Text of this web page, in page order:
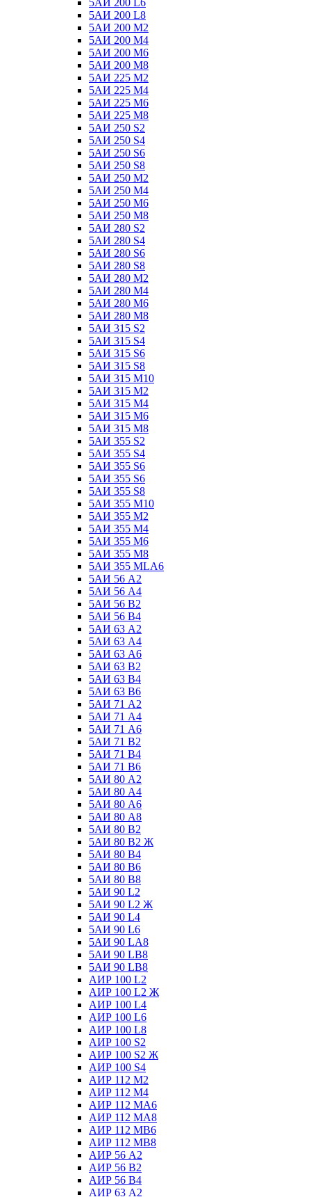
5АИ 200 L6
5АИ 200 L8
5АИ 200 М2
5АИ 200 М4
5АИ 200 М6
5АИ 200 М8
5АИ 225 М2
5АИ 225 М4
5АИ 225 М6
5АИ 225 М8
5АИ 250 S2
5АИ 250 S4
5АИ 250 S6
5АИ 250 S8
5АИ 250 М2
5АИ 250 М4
5АИ 250 М6
5АИ 250 М8
5АИ 280 S2
5АИ 280 S4
5АИ 280 S6
5АИ 280 S8
5АИ 280 М2
5АИ 280 М4
5АИ 280 М6
5АИ 280 М8
5АИ 315 S2
5АИ 315 S4
5АИ 315 S6
5АИ 315 S8
5АИ 315 М10
5АИ 315 М2
5АИ 315 М4
5АИ 315 М6
5АИ 315 М8
5АИ 355 S2
5АИ 355 S4
5АИ 355 S6
5АИ 355 S6
5АИ 355 S8
5АИ 355 М10
5АИ 355 М2
5АИ 355 М4
5АИ 355 М6
5АИ 355 М8
5АИ 355 МLА6
5АИ 56 А2
5АИ 56 А4
5АИ 56 В2
5АИ 56 В4
5АИ 63 А2
5АИ 63 А4
5АИ 63 А6
5АИ 63 В2
5АИ 63 В4
5АИ 63 В6
5АИ 71 А2
5АИ 71 А4
5АИ 71 А6
5АИ 71 В2
5АИ 71 В4
5АИ 71 В6
5АИ 80 А2
5АИ 80 А4
5АИ 80 А6
5АИ 80 А8
5АИ 80 В2
5АИ 80 В2 Ж
5АИ 80 В4
5АИ 80 В6
5АИ 80 В8
5АИ 90 L2
5АИ 90 L2 Ж
5АИ 90 L4
5АИ 90 L6
5АИ 90 LА8
5АИ 90 LВ8
5АИ 90 LВ8
АИР 100 L2
АИР 100 L2 Ж
АИР 100 L4
АИР 100 L6
АИР 100 L8
АИР 100 S2
АИР 100 S2 Ж
АИР 100 S4
АИР 112 М2
АИР 112 М4
АИР 112 МА6
АИР 112 МА8
АИР 112 МВ6
АИР 112 МВ8
АИР 56 А2
АИР 56 В2
АИР 56 В4
АИР 63 А2